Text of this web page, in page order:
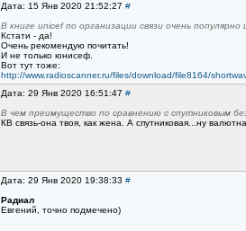
Дата: 15 Янв 2020 21:52:27 #
В книге unicef по организации связи очень
Кстати - да!
Очень рекомендую почитать!
И не только юнисеф.
Вот тут тоже:
http://www.radioscanner.ru/files/download/file8164/
Дата: 29 Янв 2020 16:51:47 #
В чем преимущество по сравнению с спутниковым
КВ связь-она твоя, как жена. А спутниковая...ну
Дата: 29 Янв 2020 19:38:33 #
Радиал
Евгений, точно подмечено)